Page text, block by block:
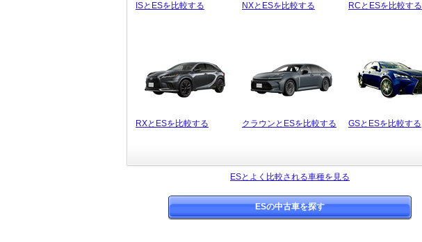
ISとESを比較する NXとESを比較する RCとESを比較する
RXとESを比較する クラウンとESを比較する GSとESを比較する
ESとよく比較される車種を見る
ESの中古車を探す